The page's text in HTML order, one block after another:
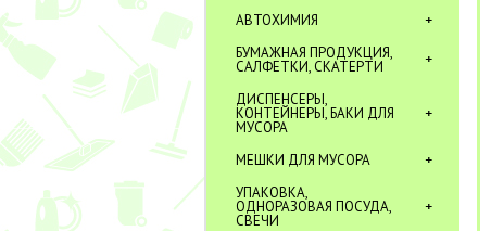
АВТОХИМИЯ
БУМАЖНАЯ ПРОДУКЦИЯ,
САЛФЕТКИ, СКАТЕРТИ
ДИСПЕНСЕРЫ,
КОНТЕЙНЕРЫ, БАКИ ДЛЯ
МУСОРА
МЕШКИ ДЛЯ МУСОРА
УПАКОВКА,
ОДНОРАЗОВАЯ ПОСУДА,
СВЕЧИ